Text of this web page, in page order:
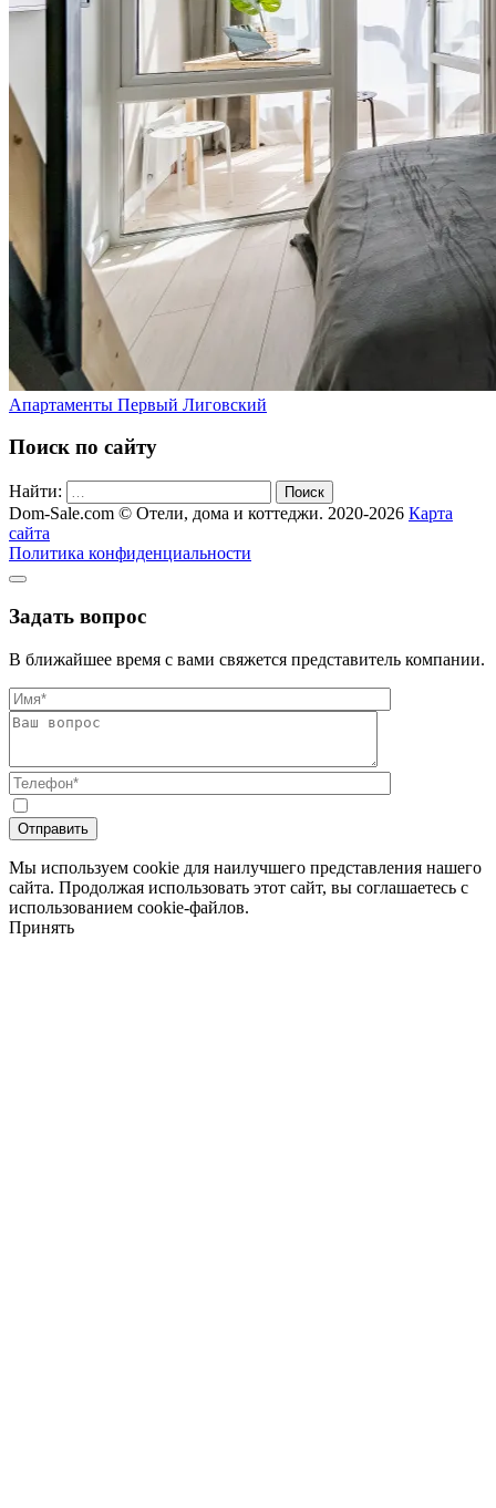
Апартаменты Первый Лиговский
Поиск по сайту
Найти: Поиск
Dom-Sale.com © Отели, дома и коттеджи. 2020-2026 Карта
сайта
Политика конфиденциальности
Задать вопрос
В ближайшее время с вами свяжется представитель компании.
Мы используем cookie для наилучшего представления нашего
сайта. Продолжая использовать этот сайт, вы соглашаетесь с
использованием cookie-файлов.
Принять